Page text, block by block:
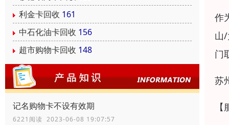
利金卡回收 161
中石化油卡回收 156
超市购物卡回收 148
记名购物卡不设有效期
6221阅读 2023-06-08 19:07:57
作
山
门
苏